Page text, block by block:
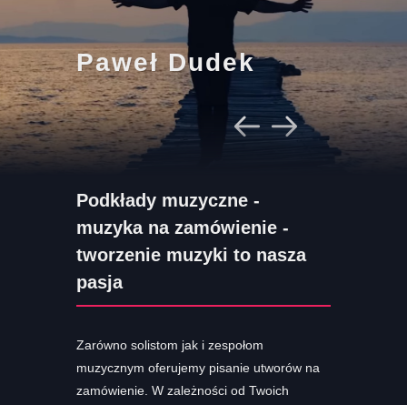
Paweł Dudek
Podkłady muzyczne -
muzyka na zamówienie -
tworzenie muzyki to nasza
pasja
Zarówno solistom jak i zespołom
muzycznym oferujemy pisanie utworów na
zamówienie. W zależności od Twoich